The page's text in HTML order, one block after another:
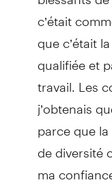
c’était
que c’était
qualifiée et
travail. Les
j’obtenais
parce que
de diversité
ma